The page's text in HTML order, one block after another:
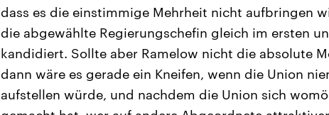
dass es die einstimmige Mehrheit nicht aufbringen
die abgewählte Regierungschefin gleich im ersten
kandidiert. Sollte aber Ramelow nicht die absolute
dann wäre es gerade ein Kneifen, wenn die Union
aufstellen würde, und nachdem die Union sich